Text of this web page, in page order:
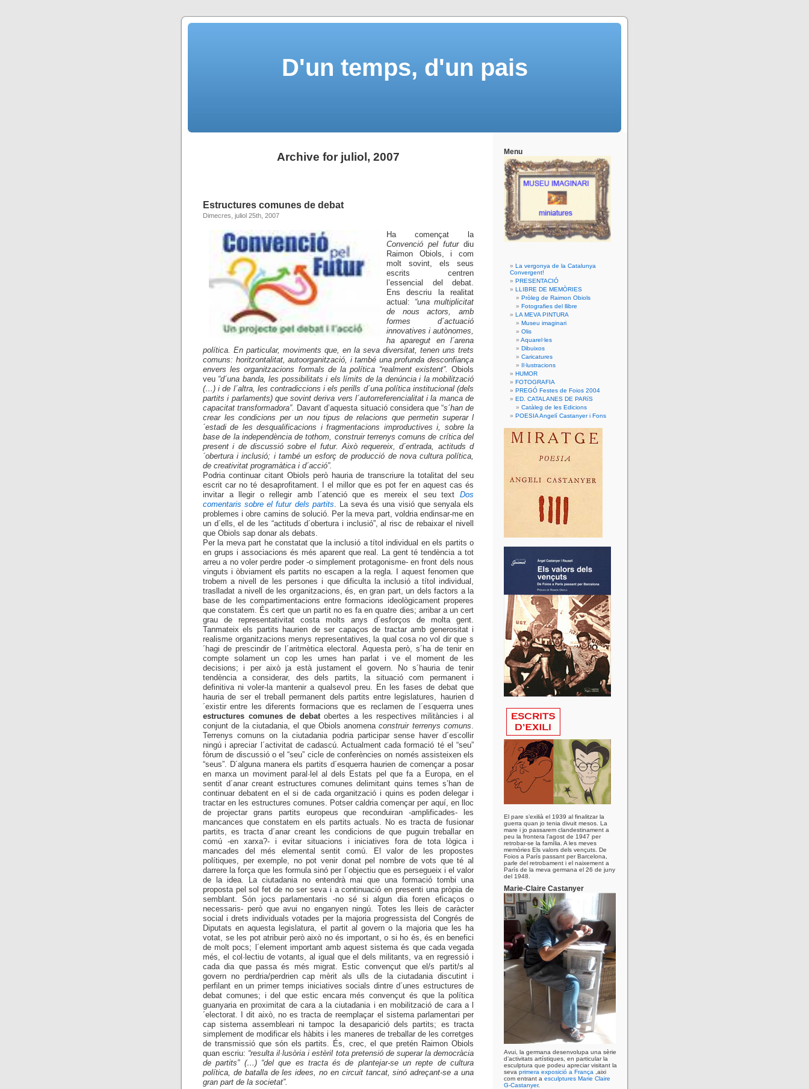
D'un temps, d'un pais
Archive for juliol, 2007
Estructures comunes de debat
Dimecres, juliol 25th, 2007
Ha començat
la
Convenció pel futurdiu
Raimon Obiols, i com
molt sovint, els seus
escrits centren
l’essencial del debat.
Ens descriu la realitat
actual: “una multiplicitat
de nous actors, amb
formes d´actuació
innovatives i autònomes,
ha aparegut en l´arena
política. En particular, moviments que, en la seva diversitat, tenen uns trets
comuns: horitzontalitat, autoorganització, i també una profunda desconfiança
envers les organitzacions formals de la política “realment existent”. Obiols
veu “d´una banda, les possibilitats i els límits de la denúncia i la mobilització
(…) i de l´altra, les contradiccions i els perills d´una política institucional (dels
partits i parlaments) que sovint deriva vers l´autorreferencialitat i la manca de
capacitat transformadora”. Davant d’aquesta situació considera que “s´han de
crear les condicions per un nou tipus de relacions que permetin superar l
´estadi de les desqualificacions i fragmentacions improductives i, sobre la
base de la independència de tothom, construir terrenys comuns de crítica del
present i de discussió sobre el futur. Això requereix, d´entrada, actituds d
´obertura i inclusió; i també un esforç de producció de nova cultura política,
de creativitat programàtica i d´acció”.
Podria continuar citant Obiols però hauria de transcriure la totalitat del seu
escrit car no té desaprofitament. I el millor que es pot fer en aquest cas és
invitar a llegir o rellegir amb l´atenció que es mereix el seu text Dos
comentaris sobre el futur dels partits. La seva és una visió que senyala els
problemes i obre camins de solució. Per la meva part, voldria endinsar-me en
un d´ells, el de les “actituds d´obertura i inclusió”, al risc de rebaixar el nivell
que Obiols sap donar als debats.
Per la meva part he constatat que la inclusió a títol individual en els partits o
en grups i associacions és més aparent que real. La gent té tendència a tot
arreu a no voler perdre poder -o simplement protagonisme- en front dels nous
vinguts i òbviament els partits no escapen a la regla. I aquest fenomen que
trobem a nivell de les persones i que dificulta la inclusió a títol individual,
traslladat a nivell de les organitzacions, és, en gran part, un dels factors a la
base de les compartimentacions entre formacions ideològicament properes
que constatem. És cert que un partit no es fa en quatre dies; arribar a un cert
grau de representativitat costa molts anys d´esforços de molta gent.
Tanmateix els partits haurien de ser capaços de tractar amb generositat i
realisme organitzacions menys representatives, la qual cosa no vol dir que s
´hagi de prescindir de l´aritmètica electoral. Aquesta però, s´ha de tenir en
compte solament un cop les urnes han parlat i ve el moment de les
decisions; i per això ja està justament el govern. No s´hauria de tenir
tendència a considerar, des dels partits, la situació com permanent i
definitiva ni voler-la mantenir a qualsevol preu. En les fases de debat que
hauria de ser el treball permanent dels partits entre legislatures, haurien d
´existir entre les diferents formacions que es reclamen de l´esquerra unes
estructures comunes de debatobertes a les respectives militàncies i al
conjunt de la ciutadania, el que Obiols anomenaconstruir terrenys comuns.
Terrenys comuns on la ciutadania podria participar sense haver d´escollir
ningú i apreciar l´activitat de cadascú. Actualment cada formació té el “seu”
fòrum de discussió o el “seu” cicle de conferències on només assisteixen els
“seus”. D´alguna manera els partits d´esquerra haurien de començar a posar
en marxa un moviment paral·lel al dels Estats pel que fa a Europa, en el
sentit d´anar creant estructures comunes delimitant quins temes s’han de
continuar debatent en el si de cada organització i quins es poden delegar i
tractar en les estructures comunes. Potser caldria començar per aquí, en lloc
de projectar grans partits europeus que reconduiran -amplificades- les
mancances que constatem en els partits actuals. No es tracta de fusionar
partits, es tracta d´anar creant les condicions de que puguin treballar en
comú -en xarxa?- i evitar situacions i iniciatives fora de tota lògica i
mancades del més elemental sentit comú. El valor de les propostes
polítiques, per exemple, no pot venir donat pel nombre de vots que té al
darrere la força que les formula sinó per l´objectiu que es persegueix i el valor
de la idea. La ciutadania no entendrà mai que una formació tombi una
proposta pel sol fet de no ser seva i a continuació en presenti una pròpia de
semblant. Són jocs parlamentaris -no sé si algun dia foren eficaços o
necessaris- però que avui no enganyen ningú. Totes les lleis de caràcter
social i drets individuals votades per la majoria progressista del Congrés de
Diputats en aquesta legislatura, el partit al govern o la majoria que les ha
votat, se les pot atribuir però això no és important, o si ho és, és en benefici
de molt pocs; l´element important amb aquest sistema és que cada vegada
més, el col·lectiu de votants, al igual que el dels militants, va en regressió i
cada dia que passa és més migrat. Estic convençut que el/s partit/s al
govern no perdria/perdrien cap mèrit als ulls de la ciutadania discutint i
perfilant en un primer temps iniciatives socials dintre d´unes estructures de
debat comunes; i del que estic encara més convençut és que la política
guanyaria en proximitat de cara a la ciutadania i en mobilització de cara a l
´electorat. I dit això, no es tracta de reemplaçar el sistema parlamentari per
cap sistema assembleari ni tampoc la desaparició dels partits; es tracta
simplement de modificar els hàbits i les maneres de treballar de les corretges
de transmissió que són els partits. És, crec, el que pretén Raimon Obiols
quan escriu: “resulta il·lusòria i estèril tota pretensió de superar la democràcia
de partits” (…) “del que es tracta és de plantejar-se un repte de cultura
política, de batalla de les idees, no en circuit tancat, sinó adreçant-se a una
gran part de la societat”.
Menu
La vergonya de la Catalunya
Convergent!
PRESENTACIÓ
LLIBRE DE MEMÒRIES
Pròleg de Raimon Obiols
Fotografies del llibre
LA MEVA PINTURA
Museu imaginari
Olis
Aquarel·les
Dibuixos
Caricatures
Il·lustracions
HUMOR
FOTOGRAFIA
PREGÓ Festes de Foios 2004
ED. CATALANES DE PARíS
Catàleg de les Edicions
POESIA Angelí Castanyer i Fons
El pare s’exilià el 1939 al finalitzar la
guerra quan jo tenia divuit mesos. La
mare i jo passarem clandestinament a
peu la frontera l’agost de 1947 per
retrobar-se la família. A les meves
memòries Els valors dels vençuts. De
Foios a París passant per Barcelona,
parle del retrobament i el naixement a
París de la meva germana el 26 de juny
del 1948.
Marie-Claire Castanyer
Avui, la germana desenvolupa una sèrie
d’activitats artístiques, en particular la
esculptura que podeu apreciar visitant la
seva primera exposició a França ,aixi
com entrant a esculptures Marie Claire
G-Castanyer.